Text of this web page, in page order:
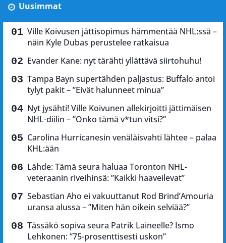
Uusimmat
Ville Koivusen jättisopimus hämmentää NHL:ssä –
näin Kyle Dubas perustelee ratkaisua
Evander Kane: nyt tärähti yllättävä siirtohuhu!
Tampa Bayn supertähden paljastus: Buffalo antoi
tylyt pakit – ”Eivät halunneet minua”
Nyt jysähti! Ville Koivunen allekirjoitti jättimäisen
NHL-diilin – ”Onko tämä v*tun vitsi?”
Carolina Hurricanesin venäläisvahti lähtee – palaa
KHL:ään
Lähde: Tämä seura haluaa Toronton NHL-
veteraanin riveihinsä: ”Kaikki haaveilevat”
Sebastian Aho ei vakuuttanut Rod Brind’Amouria
uransa alussa – ”Miten hän oikein selviää?”
Tässäkö sopiva seura Patrik Laineelle? Ismo
Lehkonen: ”75-prosenttisesti uskon”